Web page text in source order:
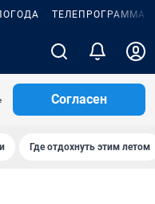
ТЕЛЕПРОГРАММА
Согласен
Где отдохнуть этим летом